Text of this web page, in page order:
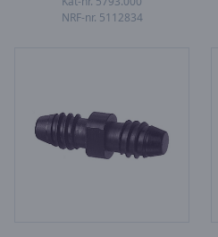
NRF-nr. 5112834